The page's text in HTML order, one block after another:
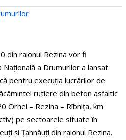
din raionul Rezina vor fi
Națională a Drumurilor a lansat
pentru execuția lucrărilor de
rutiere din beton asfaltic
Orhei – Rezina – Rîbnița, km
pe sectoarele situate în
și Țahnăuți din raionul Rezina.